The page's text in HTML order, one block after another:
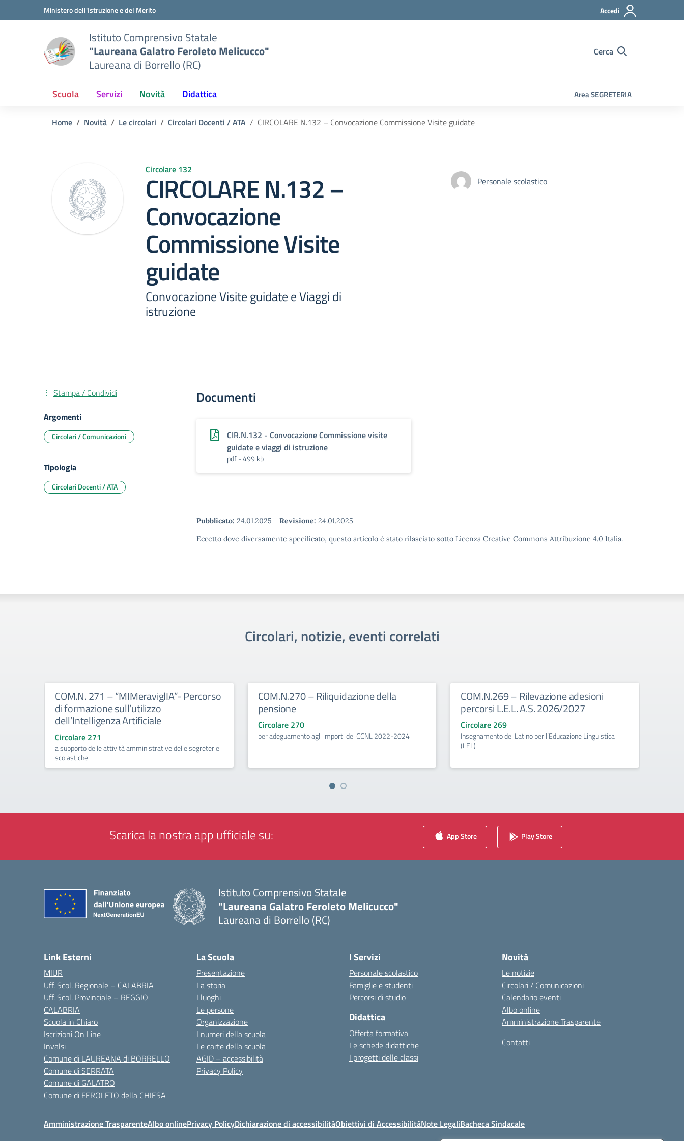
Vai ai contenuti
Vai al menu di navigazioneMinistero dell'Istruzione e del Merito Accedi
Istituto Comprensivo Statale
"Laureana Galatro Feroleto Melicucco"
Laureana di Borrello (RC)
Cerca
Scuola Servizi Novità Didattica Area SEGRETERIA
Home Novità Le circolari Circolari Docenti / ATA CIRCOLARE N.132 – Convocazione Commissione Visite guidate
Circolare 132
CIRCOLARE N.132 –
Convocazione
Commissione Visite
guidate
Convocazione Visite guidate e Viaggi di
istruzione
Personale scolastico
Documenti
CIR.N.132 - Convocazione Commissione visite
guidate e viaggi di istruzione
pdf - 499 kb
Pubblicato: 24.01.2025 - Revisione: 24.01.2025
Eccetto dove diversamente specificato, questo articolo è stato rilasciato sotto Licenza Creative Commons Attribuzione 4.0 Italia.
Stampa / Condividi
Argomenti
Circolari / Comunicazioni
Tipologia
Circolari Docenti / ATA
Circolari, notizie, eventi correlati
COM.N. 271 – “MIMeraviglIA”- Percorso
di formazione sull’utilizzo
dell’Intelligenza Artificiale
Circolare 271
a supporto delle attività amministrative delle segreterie
scolastiche
COM.N.270 – Riliquidazione della
pensione
Circolare 270
per adeguamento agli importi del CCNL 2022-2024
COM.N.269 – Rilevazione adesioni
percorsi L.E.L. A.S. 2026/2027
Circolare 269
Insegnamento del Latino per l’Educazione Linguistica
(LEL)
Scarica la nostra app ufficiale su: App Store Play Store
Istituto Comprensivo Statale
"Laureana Galatro Feroleto Melicucco"
Laureana di Borrello (RC)
Link Esterni
MIUR
Uff. Scol. Regionale – CALABRIA
Uff. Scol. Provinciale – REGGIO
CALABRIA
Scuola in Chiaro
Iscrizioni On Line
Invalsi
Comune di LAUREANA di BORRELLO
Comune di SERRATA
Comune di GALATRO
Comune di FEROLETO della CHIESA
La Scuola
Presentazione
La storia
I luoghi
Le persone
Organizzazione
I numeri della scuola
Le carte della scuola
AGID – accessibilità
Privacy Policy
I Servizi
Personale scolastico
Famiglie e studenti
Percorsi di studio
Didattica
Offerta formativa
Le schede didattiche
I progetti delle classi
Novità
Le notizie
Circolari / Comunicazioni
Calendario eventi
Albo online
Amministrazione Trasparente
Contatti
Amministrazione TrasparenteAlbo onlinePrivacy PolicyDichiarazione di accessibilitàObiettivi di AccessibilitàNote LegaliBacheca Sindacale